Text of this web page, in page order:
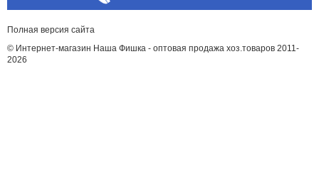
Полная версия сайта
© Интернет-магазин Наша Фишка - оптовая продажа хоз.товаров 2011-
2026